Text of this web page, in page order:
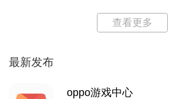
查看更多
最新发布
oppo游戏中心